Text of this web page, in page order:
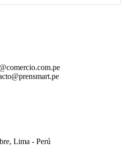
Lima - Perú